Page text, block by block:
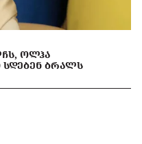
ᲝᲚᲰᲐ
ᲑᲠᲐᲚᲡ